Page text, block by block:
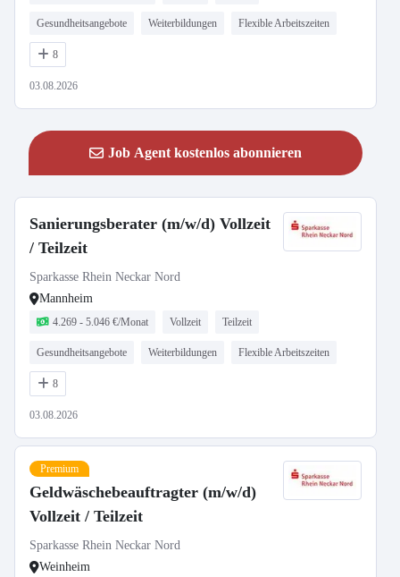
Gesundheitsangebote Weiterbildungen Flexible Arbeitszeiten
8
03.08.2026
Job Agent kostenlos abonnieren
Sanierungsberater (m/w/d) Vollzeit
/ Teilzeit
Sparkasse Rhein Neckar Nord
Mannheim
4.269 - 5.046 €/Monat Vollzeit Teilzeit
Gesundheitsangebote Weiterbildungen Flexible Arbeitszeiten
8
03.08.2026
Premium
Geldwäschebeauftragter (m/w/d)
Vollzeit / Teilzeit
Sparkasse Rhein Neckar Nord
Weinheim